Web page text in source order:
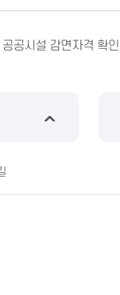
공시설 감면자격 확인